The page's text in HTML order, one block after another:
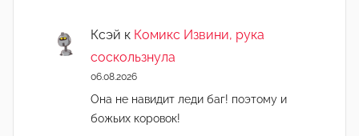
Ксэй к Комикс Извини, рука
соскользнула
06.08.2026
Она не навидит леди баг! поэтому и
божьих коровок!